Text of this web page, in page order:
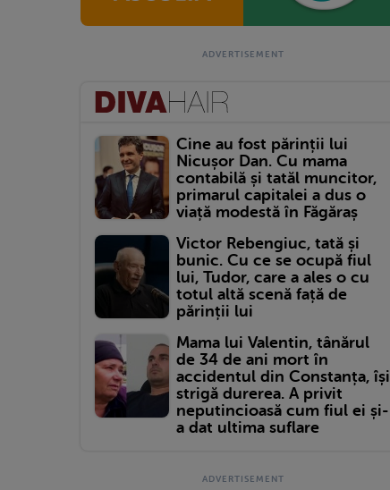
Cine au fost părinții lui
Nicușor Dan. Cu mama
contabilă și tatăl muncitor,
primarul capitalei a dus o
viață modestă în Făgăraș
Victor Rebengiuc, tată și
bunic. Cu ce se ocupă fiul
lui, Tudor, care a ales o cu
totul altă scenă față de
părinții lui
Mama lui Valentin, tânărul
de 34 de ani mort în
accidentul din Constanța, își
strigă durerea. A privit
neputincioasă cum fiul ei și-
a dat ultima suflare